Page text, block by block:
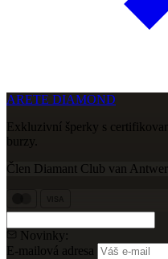
ARETE DIAMOND
Exkluzivní šperky s
burzy.
Člen Diamant Club van
Novinky:
E-mailová adresa